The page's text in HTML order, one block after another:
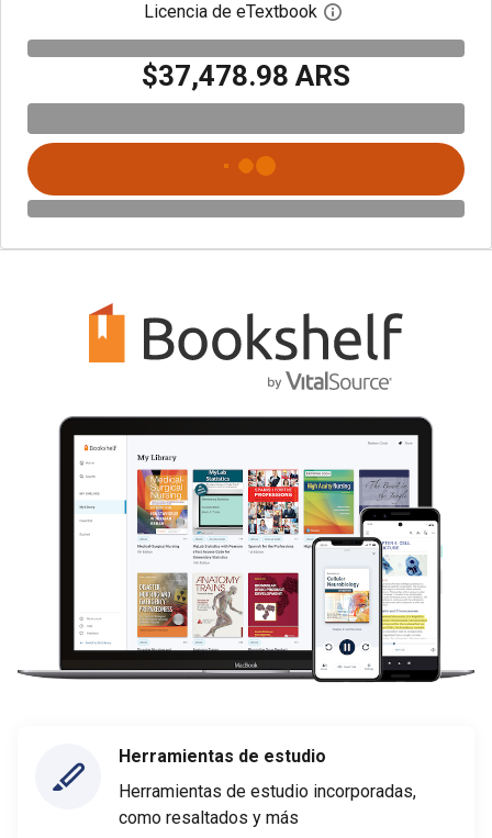
Licencia de eTextbook Abre el cuadro de
$37,478.98 ARS
Herramientas de estudio
Herramientas de estudio incorporadas,
como resaltados y más